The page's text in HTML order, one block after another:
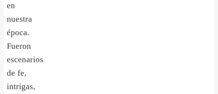
en
nuestra
época.
Fueron
escenarios
de fe,
intrigas,